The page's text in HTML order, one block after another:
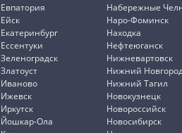
Евпатория
Ейск
Екатеринбург
Ессентуки
Зеленоградск
Златоуст
Иваново
Ижевск
Иркутск
Йошкар-Ола
Набережные
Наро-Фоминск
Находка
Нефтеюганск
Нижневартовск
Нижний
Нижний Тагил
Новокузнецк
Новороссийск
Новосибирск